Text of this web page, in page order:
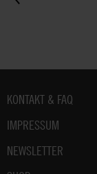
Fußbereich
KONTAKT & FAQ
IMPRESSUM
NEWSLETTER